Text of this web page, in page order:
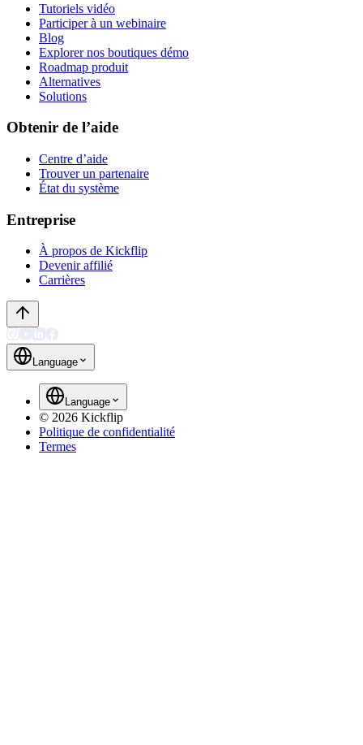
Tutoriels vidéo
Participer à un webinaire
Blog
Explorer nos boutiques démo
Roadmap produit
Alternatives
Solutions
Obtenir de l’aide
Centre d’aide
Trouver un partenaire
État du système
Entreprise
À propos de Kickflip
Devenir affilié
Carrières
Language
Language
© 2026 Kickflip
Politique de confidentialité
Termes